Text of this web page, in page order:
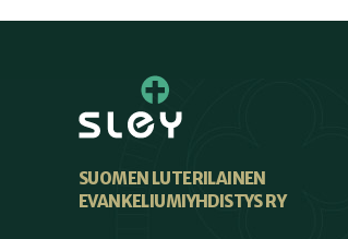
SUOMEN LUTERILAINEN
EVANKELIUMIYHDISTYS RY